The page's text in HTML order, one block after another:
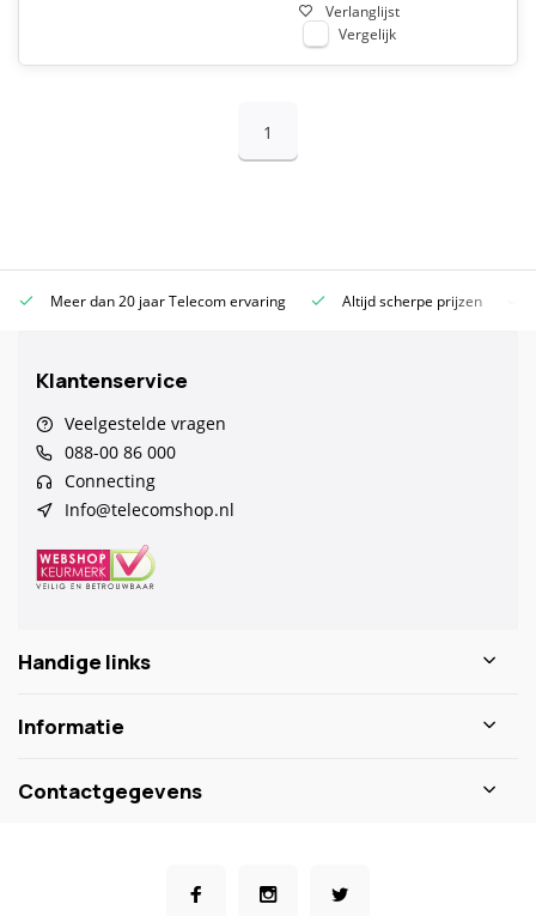
Verlanglijst
Vergelijk
1
Meer dan 20 jaar Telecom ervaring Altijd scherpe prijzen
Klantenservice
Veelgestelde vragen
088-00 86 000
Connecting
Info@telecomshop.nl
Handige links
Informatie
Contactgegevens